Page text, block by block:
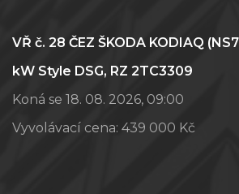
VŘ č. 28 ČEZ ŠKODA KODIAQ
kW Style DSG, RZ 2TC3309
Koná se 18. 08. 2026, 09:00
Vyvolávací cena: 439 000 Kč